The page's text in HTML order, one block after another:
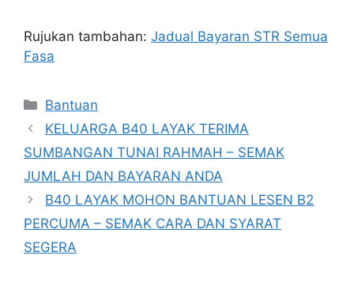
Rujukan tambahan: Jadual Bayaran STR Semua
Fasa
Categories
Bantuan
KELUARGA B40 LAYAK TERIMA
SUMBANGAN TUNAI RAHMAH – SEMAK
JUMLAH DAN BAYARAN ANDA
B40 LAYAK MOHON BANTUAN LESEN B2
PERCUMA – SEMAK CARA DAN SYARAT
SEGERA